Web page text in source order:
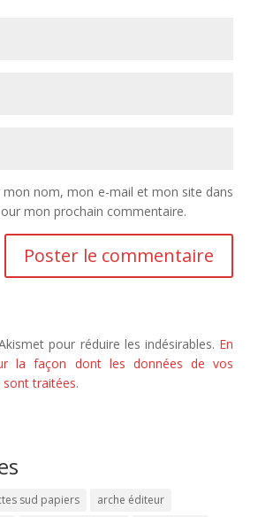
mon nom, mon e-mail et mon site dans
mon prochain commentaire.
pour réduire les indésirables. En
la façon dont les données de vos
traitées.
sud papiers arche éditeur